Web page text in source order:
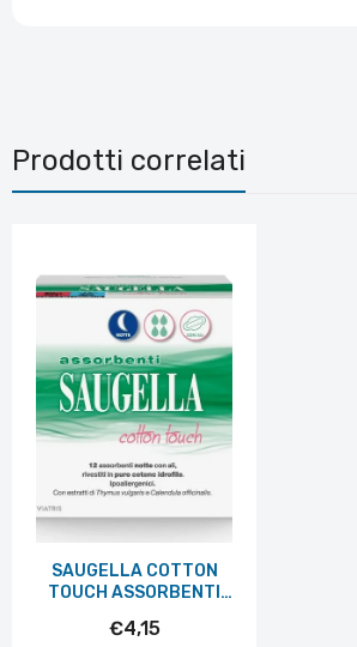
Prodotti correlati
SAUGELLA COTTON
TOUCH ASSORBENTI
TAGLIO PREZZO
€4,15